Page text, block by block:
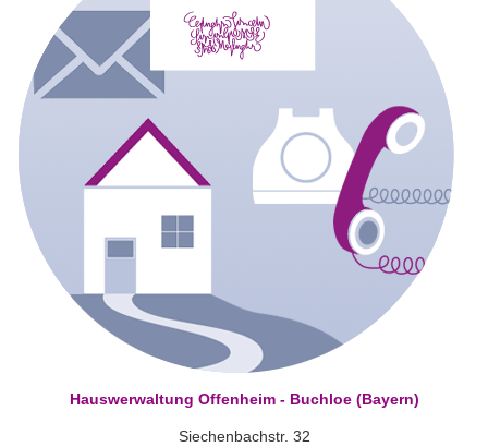
Hauswerwaltung Offenheim - Buchloe (Bayern)
Siechenbachstr. 32